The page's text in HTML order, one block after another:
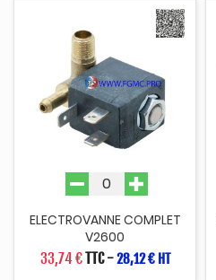
ELECTROVANNE COMPLET
V2600
33,74 €TTC-28,12 € HT